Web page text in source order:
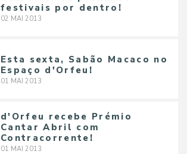
festivais por dentro!
02 MAI 2013
Esta sexta, Sabão Macaco no
Espaço d'Orfeu!
01 MAI 2013
d'Orfeu recebe Prémio
Cantar Abril com
Contracorrente!
01 MAI 2013